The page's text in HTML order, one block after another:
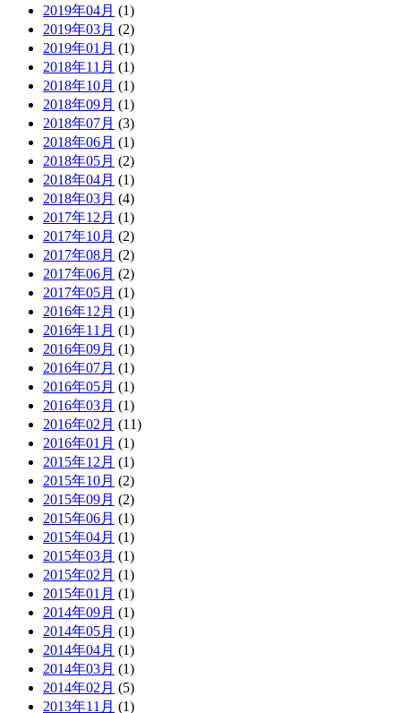
2019年04月 (1)
2019年03月 (2)
2019年01月 (1)
2018年11月 (1)
2018年10月 (1)
2018年09月 (1)
2018年07月 (3)
2018年06月 (1)
2018年05月 (2)
2018年04月 (1)
2018年03月 (4)
2017年12月 (1)
2017年10月 (2)
2017年08月 (2)
2017年06月 (2)
2017年05月 (1)
2016年12月 (1)
2016年11月 (1)
2016年09月 (1)
2016年07月 (1)
2016年05月 (1)
2016年03月 (1)
2016年02月 (11)
2016年01月 (1)
2015年12月 (1)
2015年10月 (2)
2015年09月 (2)
2015年06月 (1)
2015年04月 (1)
2015年03月 (1)
2015年02月 (1)
2015年01月 (1)
2014年09月 (1)
2014年05月 (1)
2014年04月 (1)
2014年03月 (1)
2014年02月 (5)
2013年11月 (1)